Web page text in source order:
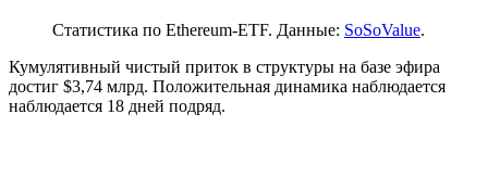
Статистика по Ethereum-ETF. Данные: SoSoValue.
Кумулятивный чистый приток в структуры на базе эфира
достиг $3,74 млрд. Положительная динамика наблюдается
наблюдается 18 дней подряд.